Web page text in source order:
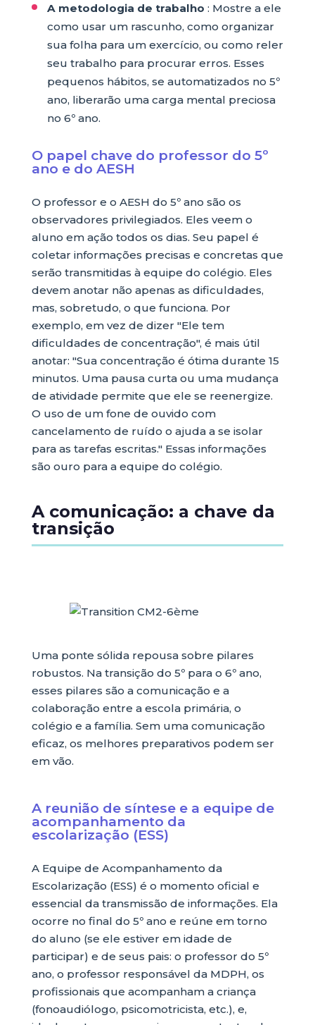
A metodologia de trabalho : Mostre a ele
como usar um rascunho, como organizar
sua folha para um exercício, ou como reler
seu trabalho para procurar erros. Esses
pequenos hábitos, se automatizados no 5º
ano, liberarão uma carga mental preciosa
no 6º ano.
O papel chave do professor do 5º
ano e do AESH
O professor e o AESH do 5º ano são os
observadores privilegiados. Eles veem o
aluno em ação todos os dias. Seu papel é
coletar informações precisas e concretas que
serão transmitidas à equipe do colégio. Eles
devem anotar não apenas as dificuldades,
mas, sobretudo, o que funciona. Por
exemplo, em vez de dizer "Ele tem
dificuldades de concentração", é mais útil
anotar: "Sua concentração é ótima durante 15
minutos. Uma pausa curta ou uma mudança
de atividade permite que ele se reenergize.
O uso de um fone de ouvido com
cancelamento de ruído o ajuda a se isolar
para as tarefas escritas." Essas informações
são ouro para a equipe do colégio.
A comunicação: a chave da
transição
Uma ponte sólida repousa sobre pilares
robustos. Na transição do 5º para o 6º ano,
esses pilares são a comunicação e a
colaboração entre a escola primária, o
colégio e a família. Sem uma comunicação
eficaz, os melhores preparativos podem ser
em vão.
A reunião de síntese e a equipe de
acompanhamento da
escolarização (ESS)
A Equipe de Acompanhamento da
Escolarização (ESS) é o momento oficial e
essencial da transmissão de informações. Ela
ocorre no final do 5º ano e reúne em torno
do aluno (se ele estiver em idade de
participar) e de seus pais: o professor do 5º
ano, o professor responsável da MDPH, os
profissionais que acompanham a criança
(fonoaudiólogo, psicomotricista, etc.), e,